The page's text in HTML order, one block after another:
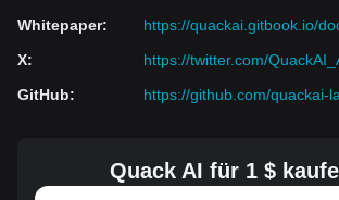
Whitepaper:
https://quackai.gitbook.io/
X:
https://twitter.com/
GitHub: https://github.com/quackai-
Quack AI für 1 $